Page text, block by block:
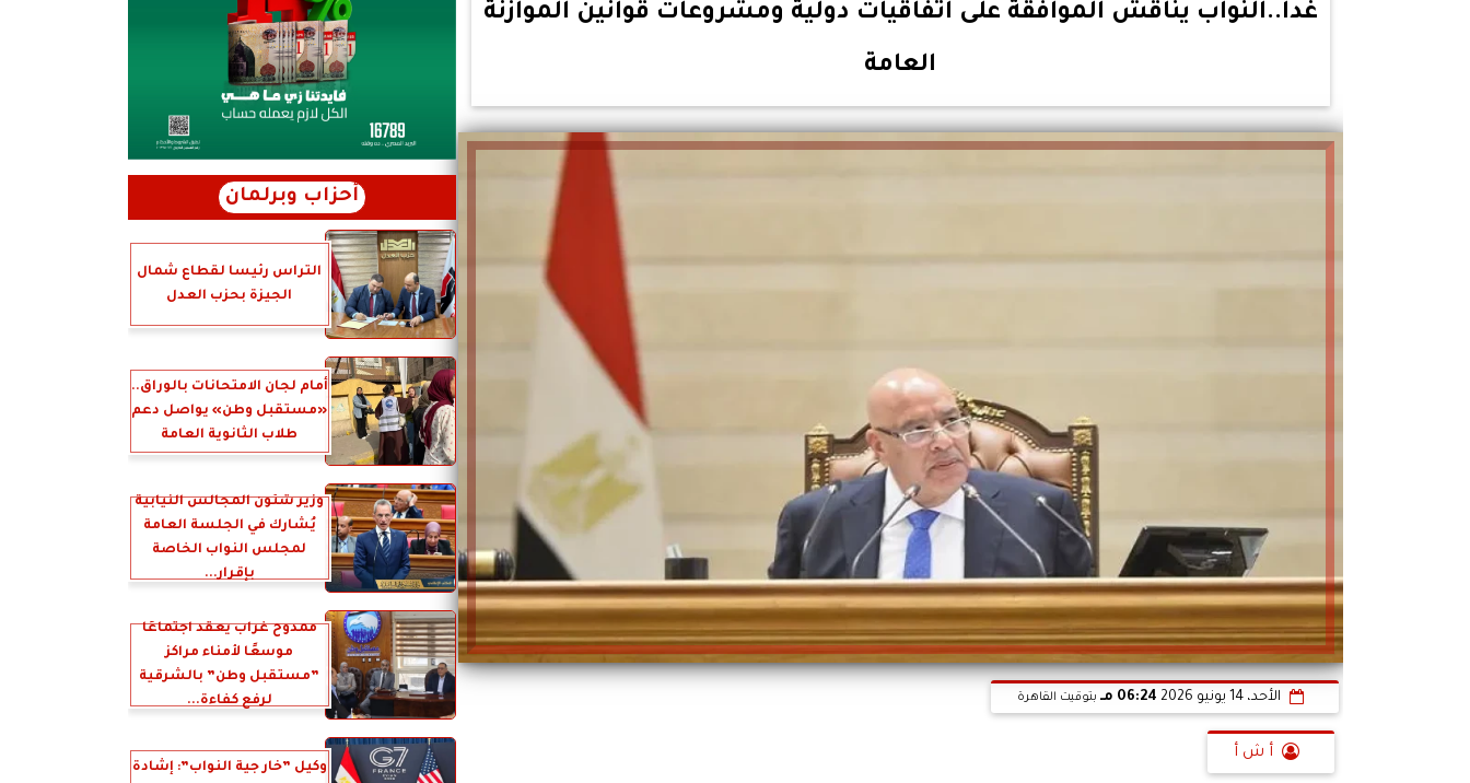
غدا..النواب يناقش الموافقة على اتفاقيات دولية ومشروعات قوانين الموازنة
العامة
الأحد، 14 يونيو 2026 06:24 مـ بتوقيت القاهرة
أ ش أ
أحزاب وبرلمان
التراس رئيسا لقطاع شمال
الجيزة بحزب العدل
أمام لجان الامتحانات بالوراق..
«مستقبل وطن» يواصل دعم
طلاب الثانوية العامة
وزير شئون المجالس النيابية
يُشارك في الجلسة العامة
لمجلس النواب الخاصة
بإقرار...
ممدوح غراب يعقد اجتماعًا
موسعًا لأمناء مراكز
”مستقبل وطن” بالشرقية
لرفع كفاءة...
وكيل ”خار جية النواب”: إشادة